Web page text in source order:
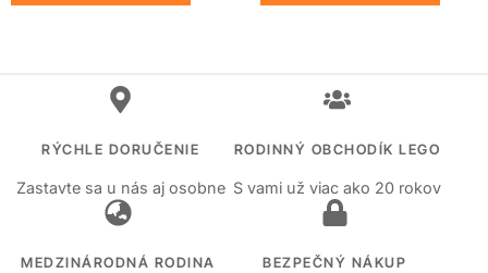
RÝCHLE DORUČENIE
Zastavte sa u nás aj osobne
RODINNÝ OBCHODÍK LEGO
S vami už viac ako 20 rokov
MEDZINÁRODNÁ RODINA BEZPEČNÝ NÁKUP